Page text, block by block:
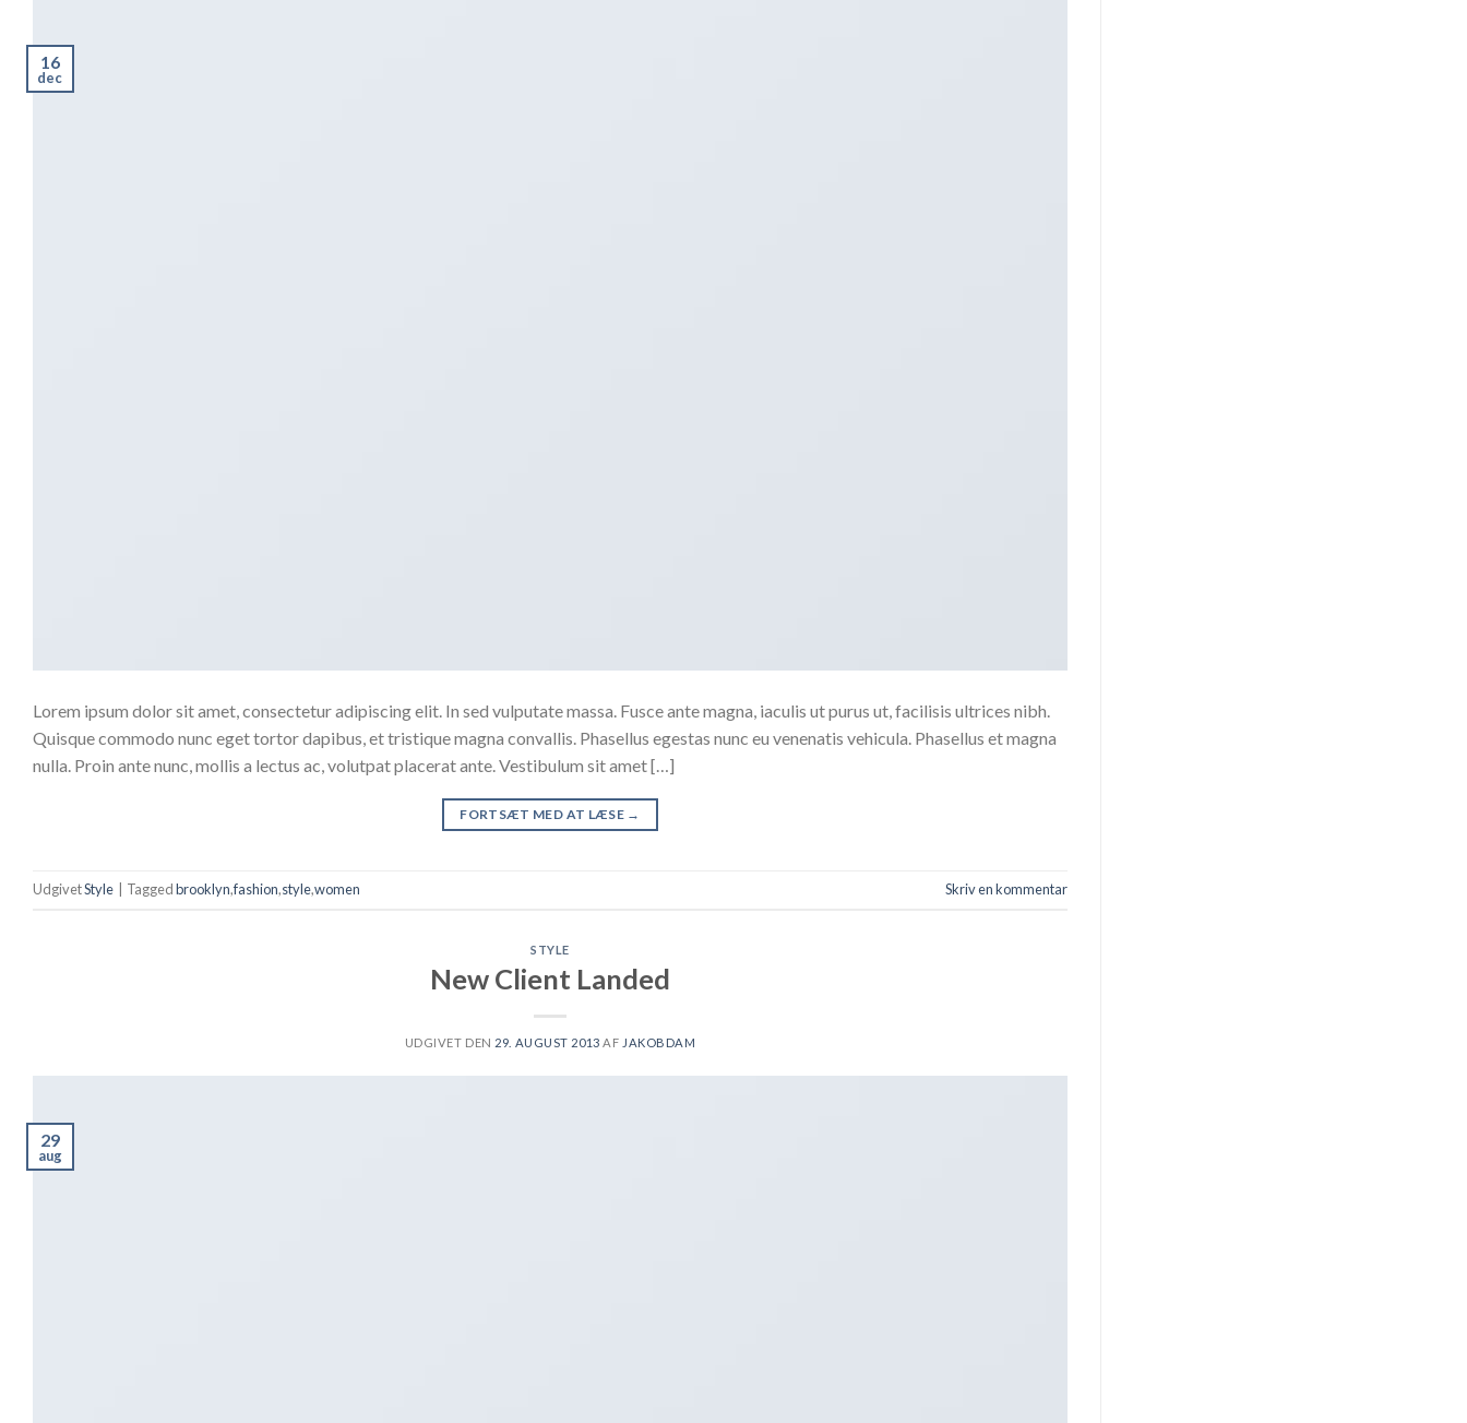
16
dec
Lorem ipsum dolor sit amet, consectetur adipiscing elit. In sed vulputate massa. Fusce ante magna, iaculis ut purus ut, facilisis ultrices nibh.
Quisque commodo nunc eget tortor dapibus, et tristique magna convallis. Phasellus egestas nunc eu venenatis vehicula. Phasellus et magna
nulla. Proin ante nunc, mollis a lectus ac, volutpat placerat ante. Vestibulum sit amet […]
FORTSÆT MED AT LÆSE →
UdgivetStyle Taggedbrooklyn,fashion,style,women Skriv en kommentar
STYLE
New Client Landed
UDGIVET DEN 29. AUGUST 2013 AF JAKOBDAM
29
aug